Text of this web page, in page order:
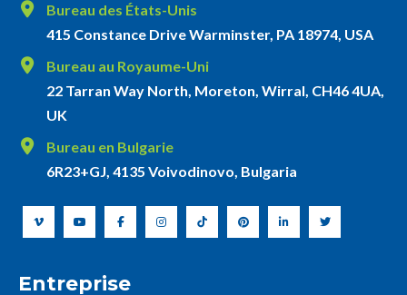
Bureau des États-Unis
415 Constance Drive Warminster, PA 18974, USA
Bureau au Royaume-Uni
22 Tarran Way North, Moreton, Wirral, CH46 4UA,
UK
Bureau en Bulgarie
6R23+GJ, 4135 Voivodinovo, Bulgaria
Entreprise